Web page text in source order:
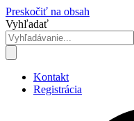
Preskočiť na obsah
Vyhľadať
Kontakt
Registrácia